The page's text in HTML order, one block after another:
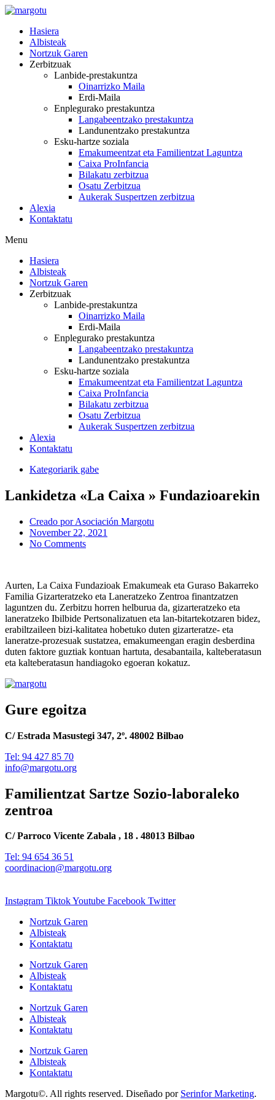
Skip
contentHasiera
Albisteak
Nortzuk Garen
Zerbitzuak
Lanbide-prestakuntza
Oinarrizko Maila
Erdi-Maila
Enplegurako prestakuntza
Langabeentzako prestakuntza
Landunentzako prestakuntza
Esku-hartze soziala
Emakumeentzat eta Familientzat Laguntza
Caixa ProInfancia
Bilakatu zerbitzua
Osatu Zerbitzua
Aukerak Suspertzen zerbitzua
Alexia
Kontaktatu
Menu
Hasiera
Albisteak
Nortzuk Garen
Zerbitzuak
Lanbide-prestakuntza
Oinarrizko Maila
Erdi-Maila
Enplegurako prestakuntza
Langabeentzako prestakuntza
Landunentzako prestakuntza
Esku-hartze soziala
Emakumeentzat eta Familientzat Laguntza
Caixa ProInfancia
Bilakatu zerbitzua
Osatu Zerbitzua
Aukerak Suspertzen zerbitzua
Alexia
Kontaktatu
Kategoriarik gabe
Lankidetza «La Caixa » Fundazioarekin
Creado porAsociación Margotu
November 22, 2021
No Comments
Aurten, La Caixa Fundazioak Emakumeak eta Guraso Bakarreko
Familia Gizarteratzeko eta Laneratzeko Zentroa finantzatzen
laguntzen du. Zerbitzu horren helburua da, gizarteratzeko eta
laneratzeko Ibilbide Pertsonalizatuen eta lan-bitartekotzaren bidez,
erabiltzaileen bizi-kalitatea hobetuko duten gizarteratze- eta
laneratze-prozesuak sustatzea, emakumeengan eragin desberdina
duten faktore guztiak kontuan hartuta, desabantaila, kalteberatasun
eta kalteberatasun handiagoko egoeran kokatuz.
Gure egoitza
C/ Estrada Masustegi 347, 2º. 48002 Bilbao
Tel: 94 427 85 70
info@margotu.org
Familientzat Sartze Sozio-laboraleko
zentroa
C/ Parroco Vicente Zabala , 18 . 48013 Bilbao
Tel: 94 654 36 51
coordinacion@margotu.org
Instagram TiktokYoutube Facebook Twitter
Nortzuk Garen
Albisteak
Kontaktatu
Nortzuk Garen
Albisteak
Kontaktatu
Nortzuk Garen
Albisteak
Kontaktatu
Nortzuk Garen
Albisteak
Kontaktatu
Margotu©. All rights reserved. Diseñado por Serinfor Marketing.